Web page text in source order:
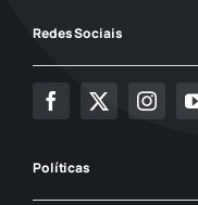
Redes Sociais
Políticas